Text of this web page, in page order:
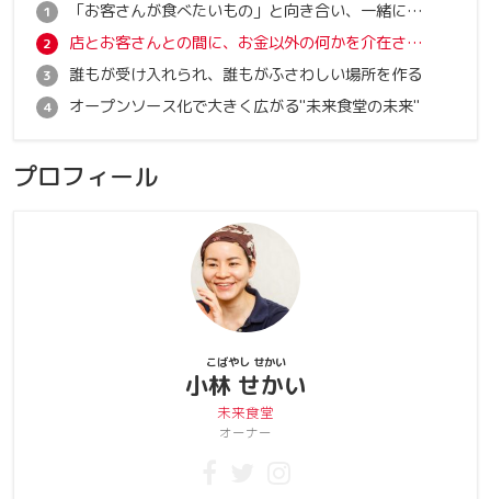
「お客さんが食べたいもの」と向き合い、一緒に作り上げる
店とお客さんとの間に、お金以外の何かを介在させたい
誰もが受け入れられ、誰もがふさわしい場所を作る
オープンソース化で大きく広がる"未来食堂の未来"
プロフィール
小林 せかい
こばやし せかい
未来食堂
オーナー